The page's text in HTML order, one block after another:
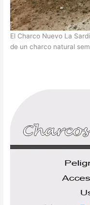
El Charco Nuevo La
de un charco natural